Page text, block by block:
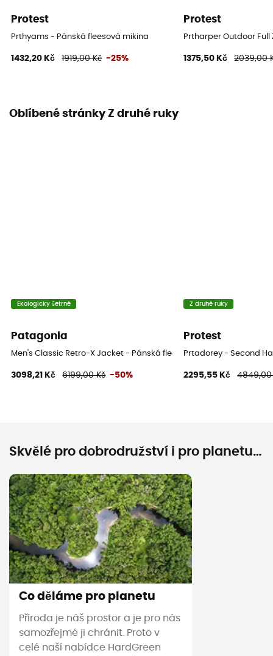
Protest
Prthyams - Pánská fleesová mikina
1432,20 Kč 1919,00 Kč -25%
Protest
Prtharper Outdoor
1375,50 Kč 2039,00
Oblíbené stránky Z druhé ruky
Ekologicky šetrné
Patagonia
Men's Classic Retro-X Jacket - Pánská fleesová mikina
3098,21 Kč 6199,00 Kč -50%
Z druhé ruky
Protest
Prtadorey - Second
2295,55 Kč 4849,00
Skvělé pro dobrodružství i pro planetu…
Co děláme pro planetu
Příroda je náš prostor a je pro nás
samozřejmé ji chránit. Proto v
celé naší nabídce HardGreen